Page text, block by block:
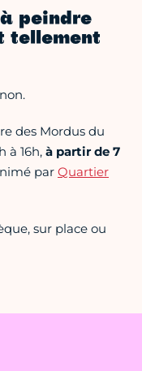
peindre
tellement
des Mordus du
à 16h, à partir de 7
par Quartier
sur place ou